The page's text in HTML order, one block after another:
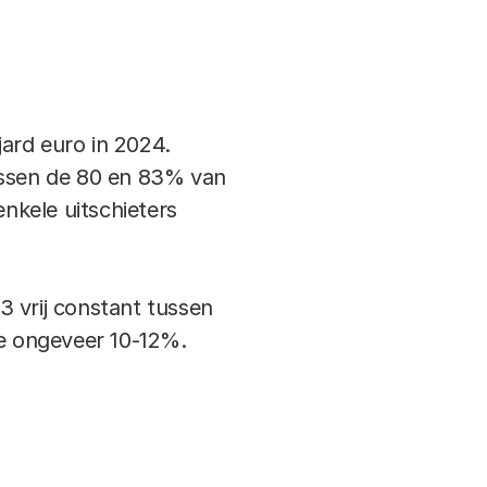
euro in 2024.
de 80 en 83% van
uitschieters
vrij constant tussen
10-12%.